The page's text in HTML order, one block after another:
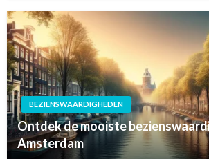
BEZIENSWAARDIGHEDEN
Ontdek de mooiste
Amsterdam